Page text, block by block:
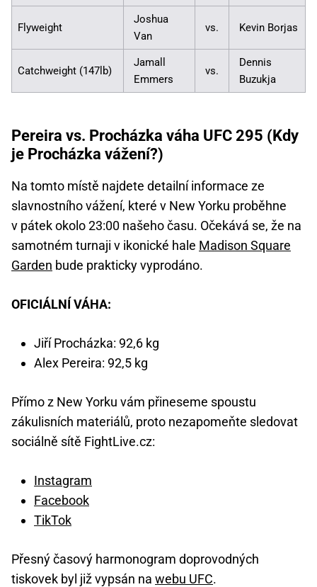
Flyweight
Joshua
Van
vs. Kevin Borjas
Catchweight (147lb)
Jamall
Emmers
vs.
Dennis
Buzukja
Pereira vs. Procházka váha UFC 295 (Kdy
je Procházka vážení?)
Na tomto místě najdete detailní informace ze
slavnostního vážení, které v New Yorku proběhne
v pátek okolo 23:00 našeho času. Očekává se, že na
samotném turnaji v ikonické hale Madison Square
Garden bude prakticky vyprodáno.
OFICIÁLNÍ VÁHA:
Jiří Procházka: 92,6 kg
Alex Pereira: 92,5 kg
Přímo z New Yorku vám přineseme spoustu
zákulisních materiálů, proto nezapomeňte sledovat
sociálně sítě FightLive.cz:
Instagram
Facebook
TikTok
Přesný časový harmonogram doprovodných
tiskovek byl již vypsán na webu UFC.